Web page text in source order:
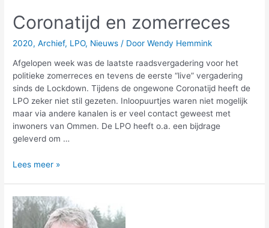
Coronatijd en zomerreces
2020,Archief, LPO, Nieuws / DoorWendy Hemmink
Afgelopen week was de laatste raadsvergadering voor het
politieke zomerreces en tevens de eerste “live” vergadering
sinds de Lockdown. Tijdens de ongewone Coronatijd heeft de
LPO zeker niet stil gezeten. Inloopuurtjes waren niet mogelijk
maar via andere kanalen is er veel contact geweest met
inwoners van Ommen. De LPO heeft o.a. een bijdrage
geleverd om …
Lees meer »
Lintje
voor